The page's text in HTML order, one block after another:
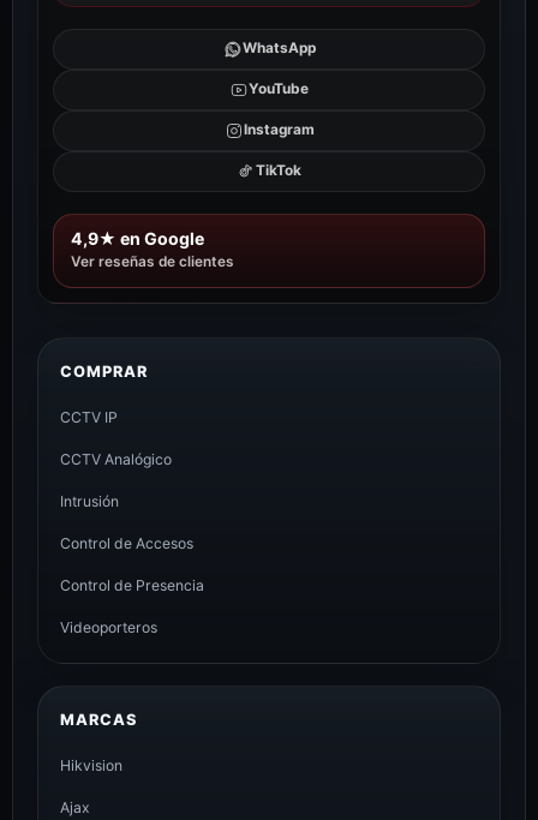
WhatsApp
YouTube
Instagram
TikTok
4,9★ en Google
Ver reseñas de clientes
COMPRAR
CCTV IP
CCTV Analógico
Intrusión
Control de Accesos
Control de Presencia
Videoporteros
MARCAS
Hikvision
Ajax